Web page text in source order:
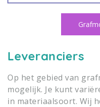
Leveranciers
Op het gebied van
mogelijk. Je kunt
in materiaalsoort. Wij